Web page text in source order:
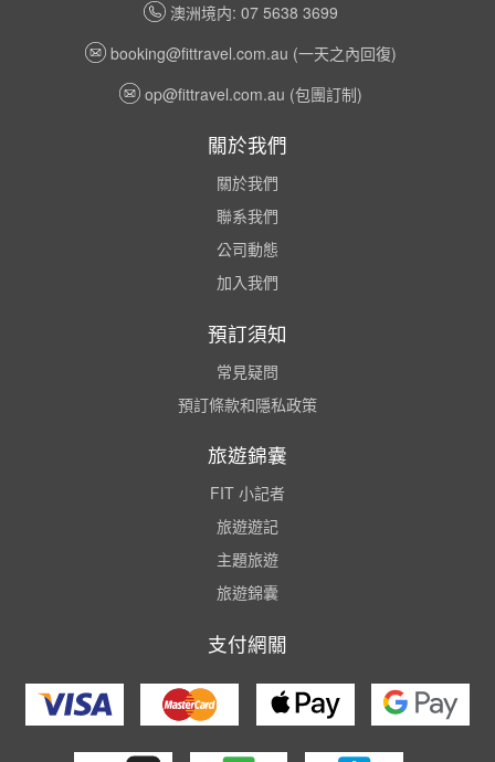
澳洲境内: 07 5638 3699
booking@fittravel.com.au (一天之內回復)
op@fittravel.com.au (包團訂制)
關於我們
關於我們
聯系我們
公司動態
加入我們
預訂須知
常見疑問
預訂條款和隱私政策
旅遊錦囊
FIT 小記者
旅遊遊記
主題旅遊
旅遊錦囊
支付網關